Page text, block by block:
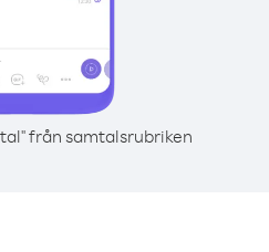
från samtalsrubriken